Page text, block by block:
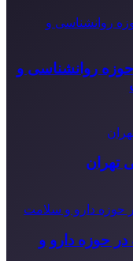
روانشناسی و
تهران
در حوزه دارو و